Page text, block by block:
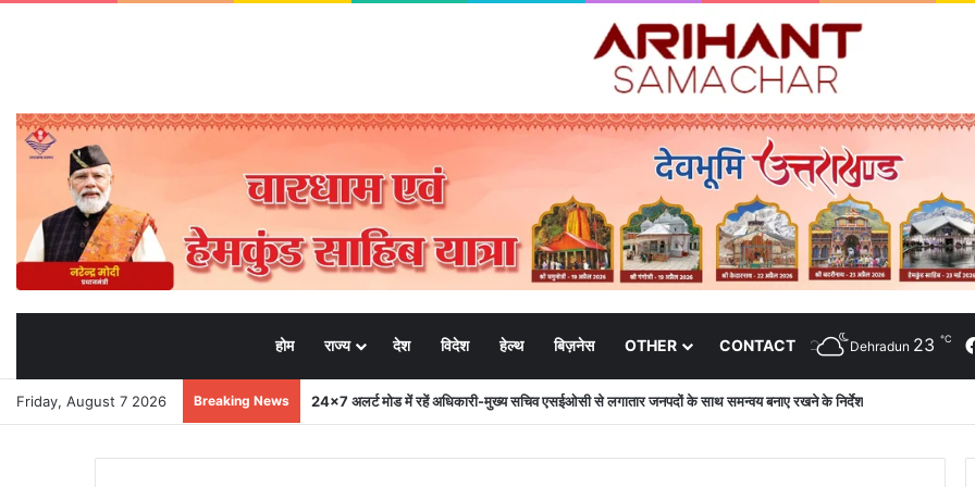
होम राज्य देश विदेश हेल्थ बिज़नेस OTHER CONTACT Dehradun 23 ℃
Friday, August 7 2026 Breaking News मुख्यमंत्री से महानिदेशक एनसीसी ने की शिष्टाचार भेंट